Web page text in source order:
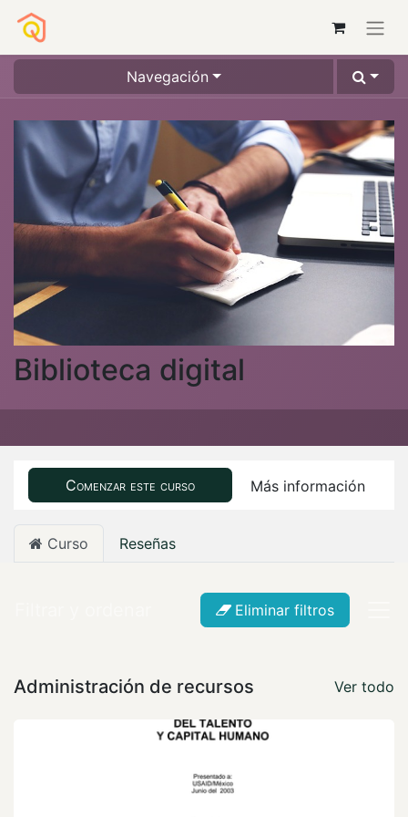
Navegación
Biblioteca digital
Comenzar este curso Más información
Curso Reseñas
Eliminar filtros
Administración de recursos Ver todo